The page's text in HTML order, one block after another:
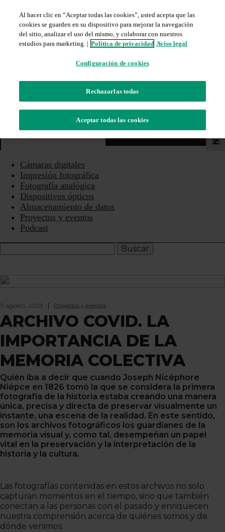
ÓPTICOS
ALMACENAMIENTO DE DATOSPROYECTOS Y EVENTOS
PODCAST
Cámaras digitales
Impresión fotográfica
Fotografía analógica
Dispositivos ópticos
Almacenamiento de datos
Proyectos y eventos
Podcast
11 agosto, 2023 Proyectos y eventos
ARCHIVO COVID. LA
IMPORTANCIA DE LA
MEMORIA COLECTIVA
Quién iba a decir que cuando Joseph Nicéphore
Niépce en 1826 tomó la que se considera la primera
fotografía de la historia estaba creando una manera
única, precisa y directa de preservar visualmente un
instante, una escena de la realidad. En este sentido,
son los archivos fotográficos los guardianes de la
memoria visual y, como tal, desempeñan un papel
vital en la preservación y la interpretación de la
historia y la cultura.
Las fotografías contenidas en estos archivos no solo
capturan momentos en el tiempo, sino que también
conectan a las personas con el pasado y enriquecen
nuestra comprensión acerca de quiénes somos y de
dónde venimos.
Al hacer clic en “Aceptar todas las cookies”, usted acepta que las
cookies se guarden en su dispositivo para mejorar la navegación
del sitio, analizar el uso del mismo, y colaborar con nuestros
estudios para marketing. | Política de privacidad Aviso legal
Configuración de cookies
Rechazarlas todas
Aceptar todas las cookies